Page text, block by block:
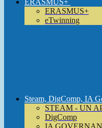
ERASMUS+
ERASMUS+
eTwinning
Steam, DigComp, IA
STEAM - UN
DigComp